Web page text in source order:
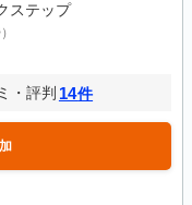
ステップ
・評判 14件